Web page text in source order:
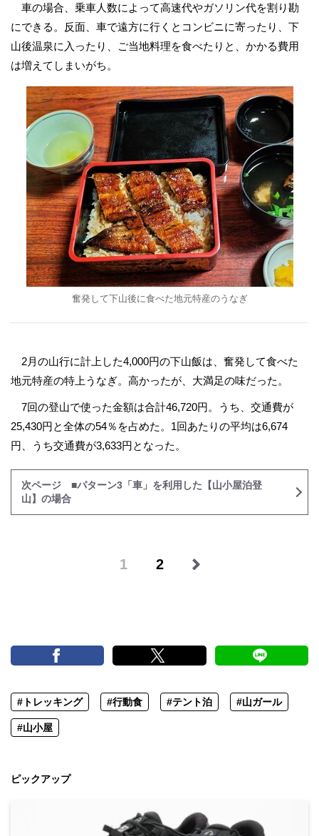
車の場合、乗車人数によって高速代やガソリン代を割り勘
にできる。反面、車で遠方に行くとコンビニに寄ったり、下
山後温泉に入ったり、ご当地料理を食べたりと、かかる費用
は増えてしまいがち。
奮発して下山後に食べた地元特産のうなぎ
2月の山行に計上した4,000円の下山飯は、奮発して食べた
地元特産の特上うなぎ。高かったが、大満足の味だった。
7回の登山で使った金額は合計46,720円。うち、交通費が
25,430円と全体の54％を占めた。1回あたりの平均は6,674
円、うち交通費が3,633円となった。
次ページ ■パターン3「車」を利用した【山小屋泊登
山】の場合
1 2
#トレッキング #行動食 #テント泊 #山ガール
#山小屋
ピックアップ